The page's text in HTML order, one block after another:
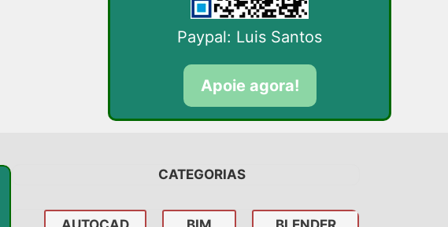
Paypal: Luis Santos
Apoie agora!
CATEGORIAS